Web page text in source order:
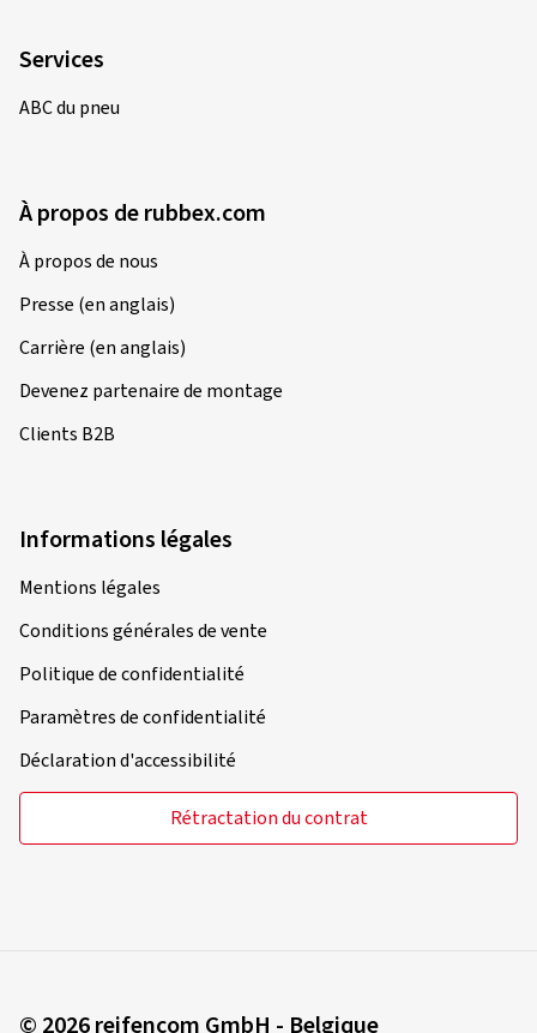
Services
ABC du pneu
À propos de rubbex.com
À propos de nous
Presse (en anglais)
Carrière (en anglais)
Devenez partenaire de montage
Clients B2B
Informations légales
Mentions légales
Conditions générales de vente
Politique de confidentialité
Paramètres de confidentialité
Déclaration d'accessibilité
Rétractation du contrat
© 2026 reifencom GmbH - Belgique